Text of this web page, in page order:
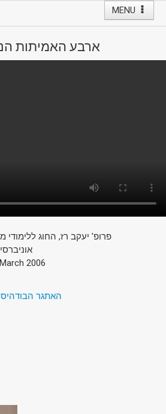
MENU
ארבע האמיתות
פרופ' יעקב רז, החוג ללימודי
2006
האתגר